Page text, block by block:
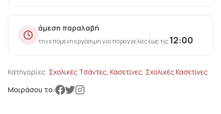
άμεση παραλαβή
την επόμενη εργάσιμη για παραγγελίες έως τις12:00
Κατηγορίες: Σχολικές Τσάντες, Κασετίνες, Σχολικές Κασετίνες
Μοιράσου το: